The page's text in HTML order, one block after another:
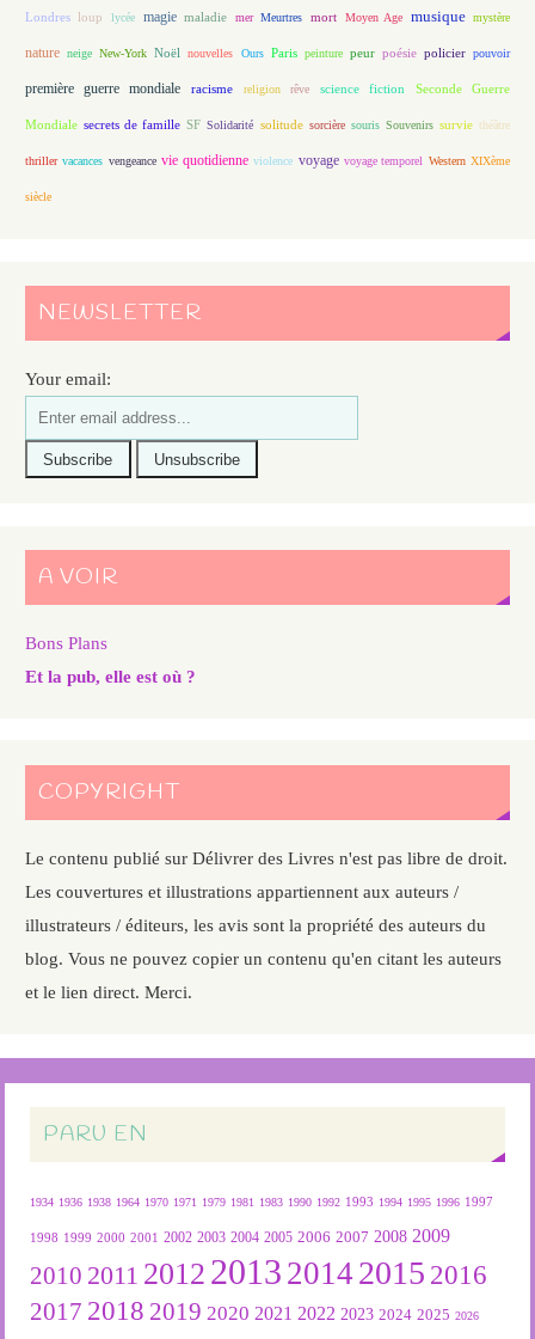
Londres loup lycée magie maladie mer Meurtres mort Moyen Age musique mystère
nature neige New-York Noël nouvelles Ours Paris peinture peur poésie policier pouvoir
première guerre mondiale racisme religion rêve science fiction Seconde Guerre
Mondiale secrets de famille SF Solidarité solitude sorcière souris Souvenirs survie théâtre
thriller vacances vengeance vie quotidienne violence voyage voyage temporel Western XIXème
siècle
NEWSLETTER
Your email:
A VOIR
Bons Plans
Et la pub, elle est où ?
COPYRIGHT
Le contenu publié sur Délivrer des Livres n'est pas libre de droit.
Les couvertures et illustrations appartiennent aux auteurs /
illustrateurs / éditeurs, les avis sont la propriété des auteurs du
blog. Vous ne pouvez copier un contenu qu'en citant les auteurs
et le lien direct. Merci.
PARU EN
1934 1936 1938 1964 1970 1971 1979 1981 1983 1990 1992 1993 1994 1995 1996 1997
1998 1999 2000 2001 2002 2003 2004 2005 2006 2007 2008 2009
2010 2011 2012 2013 2014 2015 2016
2017 2018 2019 2020 2021 2022 2023 2024 2025 2026